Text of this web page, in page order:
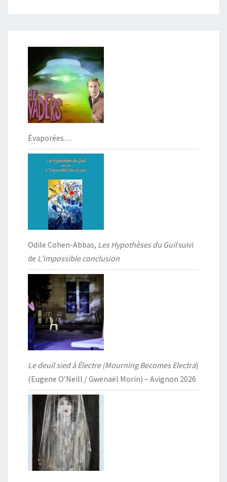
Évaporées…
Odile Cohen-Abbas, Les Hypothèses du Guilsuivi
de L’impossible conclusion
Le deuil sied à Électre (Mourning Becomes Electra)
(Eugene O’Neill / Gwenaël Morin) – Avignon 2026